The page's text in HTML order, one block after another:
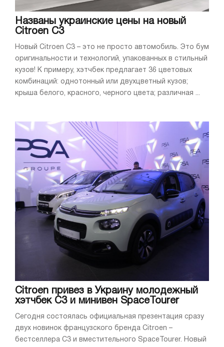
Названы украинские цены на новый
Citroen С3
Новый Citroen С3 – это не просто автомобиль. Это бум
оригинальности и технологий, упакованных в стильный
кузов! К примеру, хэтчбек предлагает 36 цветовых
комбинаций: однотонный или двухцветный кузов;
крыша белого, красного, черного цвета; различная ...
Citroen привез в Украину молодежный
хэтчбек С3 и минивен SpaceTourer
Сегодня состоялась официальная презентация сразу
двух новинок французского бренда Citroen –
бестселлера С3 и вместительного SpaceTourer. Новый